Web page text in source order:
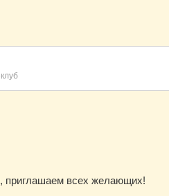
, приглашаем всех желающих!